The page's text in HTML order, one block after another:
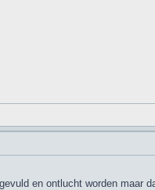
en ontlucht worden maar